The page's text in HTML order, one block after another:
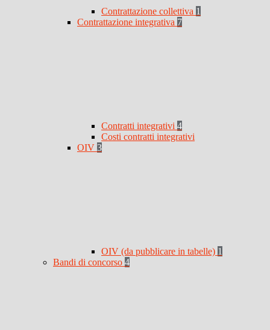
Contrattazione collettiva 1
Contrattazione integrativa 7
Contratti integrativi 4
Costi contratti integrativi
OIV 3
OIV (da pubblicare in tabelle) 1
Bandi di concorso 4